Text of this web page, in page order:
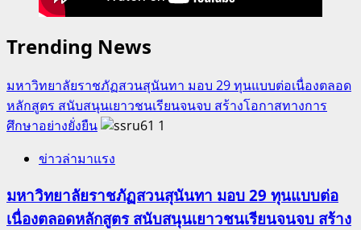
Trending News
มหาวิทยาลัยราชภัฏสวนสุนันทา มอบ 29 ทุนแบบต่อเนื่องตลอด
หลักสูตร สนับสนุนเยาวชนเรียนจนจบ สร้างโอกาสทางการ
ศึกษาอย่างยั่งยืน
1
ข่าวล่ามาแรง
มหาวิทยาลัยราชภัฏสวนสุนันทา มอบ 29 ทุนแบบต่อ
เนื่องตลอดหลักสูตร สนับสนุนเยาวชนเรียนจนจบ สร้าง